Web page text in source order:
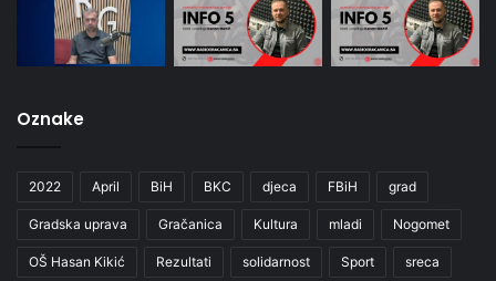
Oznake
2022 April BiH BKC djeca FBiH grad
Gradska uprava Gračanica Kultura mladi Nogomet
OŠ Hasan Kikić Rezultati solidarnost Sport sreca